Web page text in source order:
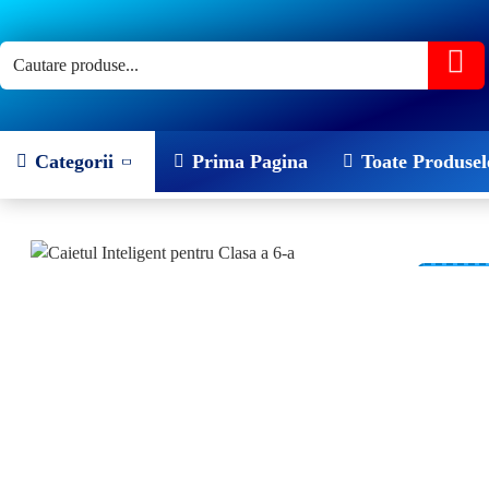
Categorii Prima Pagina Toate